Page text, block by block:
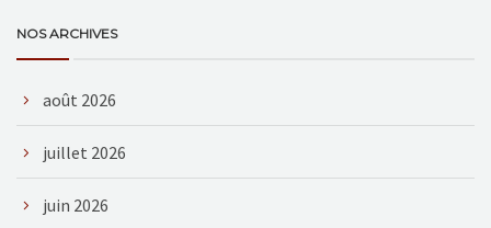
NOS ARCHIVES
août 2026
juillet 2026
juin 2026